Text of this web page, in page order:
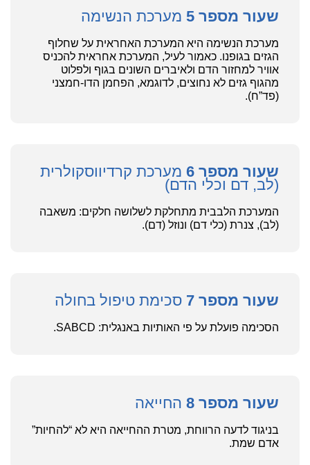
שעור מספר 5 מערכת הנשימה
מערכת הנשימה היא המערכת האחראית על שחלוף
הגזים בגופנו. כאמור לעיל, המערכת אחראית להכניס
אוויר למחזור הדם ולאיברים השונים בגוף ולפלוט
מהגוף גזים לא נחוצים, לדוגמא, הפחמן הדו-חמצני
(פד”ח).
שעור מספר 6 מערכת קרדיווסקולרית
(לב, דם וכלי הדם)
המערכת הלבבית מתחלקת לשלושה חלקים: משאבה
(לב), צנרת (כלי דם) ונוזל (דם).
שעור מספר 7 סכימת טיפול בחולה
הסכימה פועלת על פי האותיות באנגלית: SABCD.
שעור מספר 8 החייאה
בניגוד לדעה הרווחת, מטרת ההחייאה היא לא “להחיות”
אדם שמת.